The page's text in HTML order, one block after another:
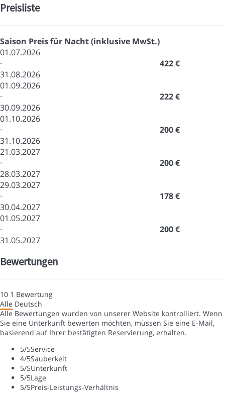
Preisliste
Saison Preis für Nacht (inklusive MwSt.)
01.07.2026
·
31.08.2026
422 €
01.09.2026
·
30.09.2026
222 €
01.10.2026
·
31.10.2026
200 €
21.03.2027
·
28.03.2027
200 €
29.03.2027
·
30.04.2027
178 €
01.05.2027
·
31.05.2027
200 €
Bewertungen
10 1 Bewertung
Alle Deutsch
Alle Bewertungen wurden von unserer Website kontrolliert. Wenn
Sie eine Unterkunft bewerten möchten, müssen Sie eine E-Mail,
basierend auf Ihrer bestätigten Reservierung, erhalten.
5/5Service
4/5Sauberkeit
5/5Unterkunft
5/5Lage
5/5Preis-Leistungs-Verhältnis